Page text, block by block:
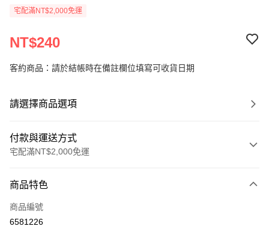
宅配滿NT$2,000免運
NT$240
客約商品：請於結帳時在備註欄位填寫可收貨日期
請選擇商品選項
付款與運送方式
宅配滿NT$2,000免運
信用卡一次付款
LINE Pay
商品特色
商品編號
6581226